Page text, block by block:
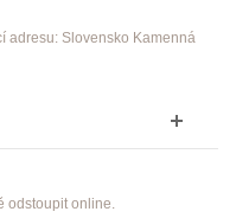
adresu: Slovensko Kamenná
odstoupit online.